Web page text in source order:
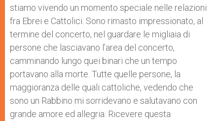
stiamo vivendo un momento speciale nelle relazioni
fra Ebrei e Cattolici. Sono rimasto impressionato, al
termine del concerto, nel guardare le migliaia di
persone che lasciavano l’area del concerto,
camminando lungo quei binari che un tempo
portavano alla morte. Tutte quelle persone, la
maggioranza delle quali cattoliche, vedendo che
sono un Rabbino mi sorridevano e salutavano con
grande amore ed allegria. Ricevere questa